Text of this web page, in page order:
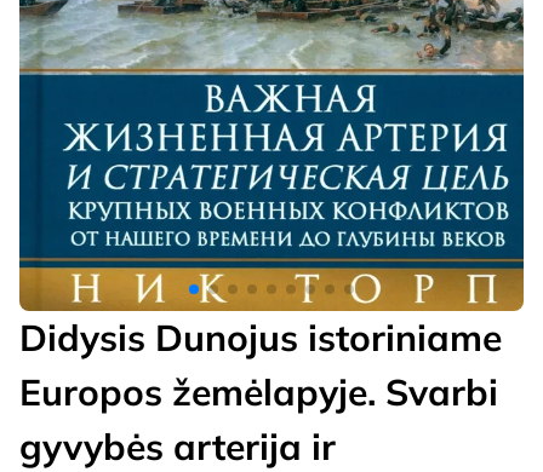
Didysis Dunojus istoriniame
Europos žemėlapyje. Svarbi
gyvybės arterija ir